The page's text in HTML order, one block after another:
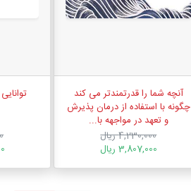
آنچه شما را قدرتمندتر می کند
چگونه با استفاده از درمان پذیرش
و تعهد در مواجهه با...
4,230,000 ریال
3,807,000 ریال